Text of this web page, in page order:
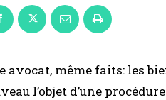
avocat, même faits: les
l’objet d’une